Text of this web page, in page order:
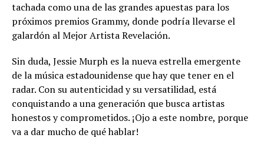
tachada como una de las grandes apuestas para los
próximos premios Grammy, donde podría llevarse el
galardón al Mejor Artista Revelación.
Sin duda, Jessie Murph es la nueva estrella emergente
de la música estadounidense que hay que tener en el
radar. Con su autenticidad y su versatilidad, está
conquistando a una generación que busca artistas
honestos y comprometidos. ¡Ojo a este nombre, porque
va a dar mucho de qué hablar!